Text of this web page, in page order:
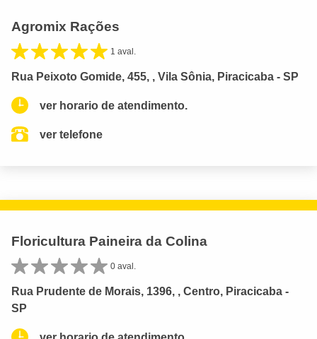
Agromix Rações
1 aval.
Rua Peixoto Gomide, 455, , Vila Sônia, Piracicaba - SP
ver horario de atendimento.
ver telefone
Floricultura Paineira da Colina
0 aval.
Rua Prudente de Morais, 1396, , Centro, Piracicaba -
SP